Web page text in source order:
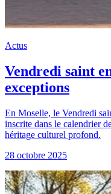
Actus
Vendredi saint
exceptions
En Moselle, le Vendredi
inscrite dans le calendrier
héritage culturel profond.
28 octobre 2025